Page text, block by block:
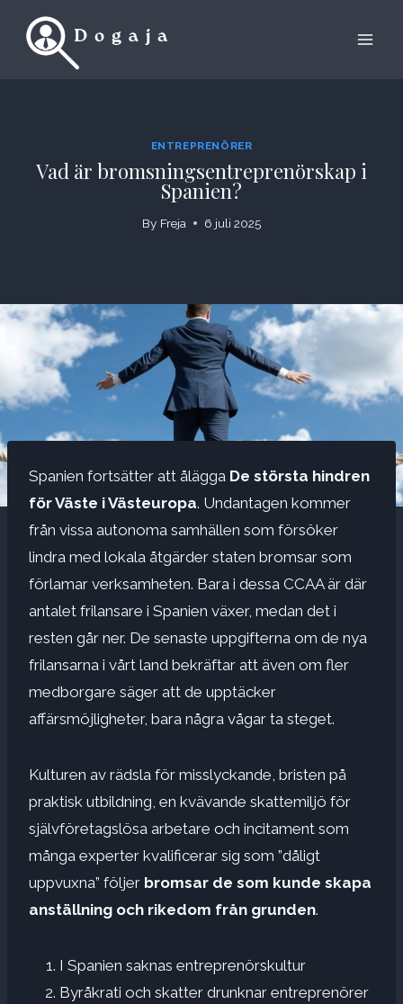
ENTREPRENÖRER
Vad är bromsningsentreprenörskap i
Spanien?
By Freja 6 juli 2025
Spanien fortsätter att ålägga De största hindren
för Väste i Västeuropa. Undantagen kommer
från vissa autonoma samhällen som försöker
lindra med lokala åtgärder staten bromsar som
förlamar verksamheten. Bara i dessa CCAA är där
antalet frilansare i Spanien växer, medan det i
resten går ner. De senaste uppgifterna om de nya
frilansarna i vårt land bekräftar att även om fler
medborgare säger att de upptäcker
affärsmöjligheter, bara några vågar ta steget.
Kulturen av rädsla för misslyckande, bristen på
praktisk utbildning, en kvävande skattemiljö för
självföretagslösa arbetare och incitament som
många experter kvalificerar sig som ”dåligt
uppvuxna” följer bromsar de som kunde skapa
anställning och rikedom från grunden.
I Spanien saknas entreprenörskultur
Byråkrati och skatter drunknar entreprenörer